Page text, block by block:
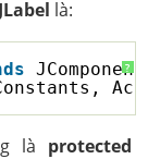
là:
?
JComponent
là protected